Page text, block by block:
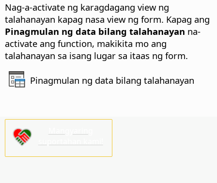
Nag-a-activate ng karagdagang view ng
talahanayan kapag nasa view ng form. Kapag ang
Pinagmulan ng data bilang talahanayan na-
activate ang function, makikita mo ang
talahanayan sa isang lugar sa itaas ng form.
Pinagmulan ng data bilang talahanayan